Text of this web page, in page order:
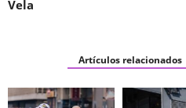
Vela
Artículos relacionados